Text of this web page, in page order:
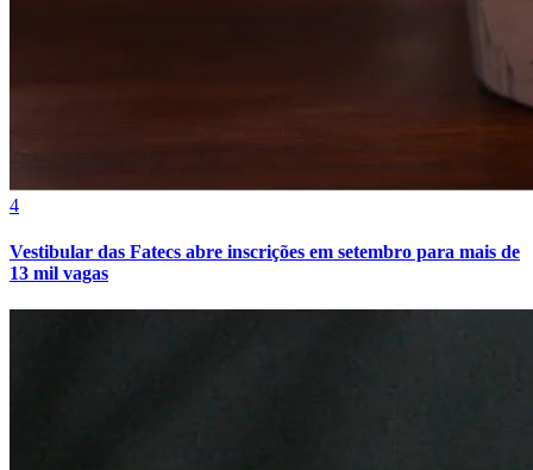
Cruzeiro
4
Vestibular das Fatecs abre inscrições em setembro para mais de
13 mil vagas